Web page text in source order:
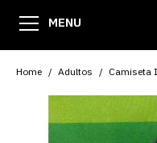
MENU
Home Adultos Camiseta